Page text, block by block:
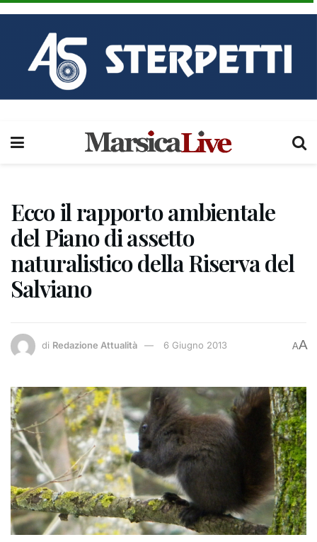
Ecco il rapporto ambientale
del Piano di assetto
naturalistico della Riserva del
Salviano
di Redazione Attualità 6 Giugno 2013 AA